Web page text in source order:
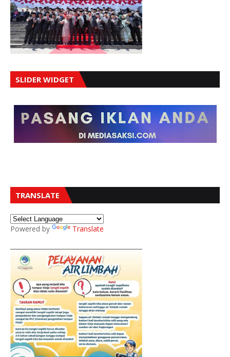
SLIDER WIDGET
TRANSLATE
Powered by Translate